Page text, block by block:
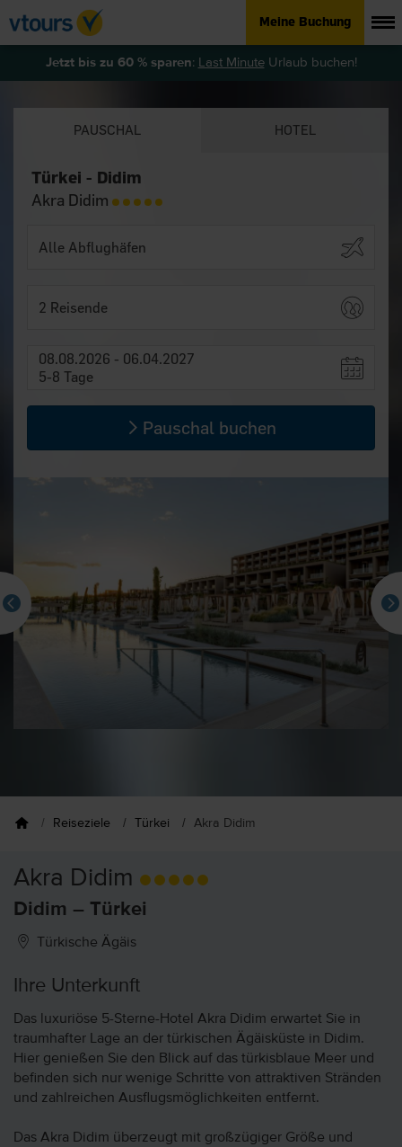
Meine Buchung
Jetzt bis zu 60 % sparen: Last MinuteUrlaub buchen!
PAUSCHAL HOTEL
Türkei - Didim
Akra Didim
2 Reisende
08.08.2026 - 06.04.2027
5-8 Tage
Pauschal buchen
Reiseziele Türkei Akra Didim
Akra Didim
Didim – Türkei
Türkische Ägäis
Ihre Unterkunft
Das luxuriöse 5-Sterne-Hotel Akra Didim erwartet Sie in
traumhafter Lage an der türkischen Ägäisküste in Didim.
Hier genießen Sie den Blick auf das türkisblaue Meer und
befinden sich nur wenige Schritte von attraktiven Stränden
und zahlreichen Ausflugsmöglichkeiten entfernt.
Das Akra Didim überzeugt mit großzügiger Größe und